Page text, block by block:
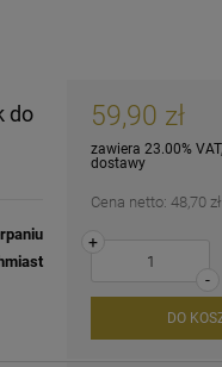
do
59,90 zł
zawiera 23.00%
dostawy
Cena netto: 48,70 zł
-
+
DO